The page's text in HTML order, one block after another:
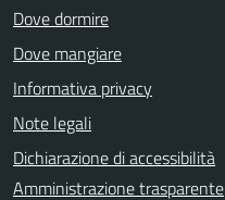
Dove dormire
Dove mangiare
Informativa privacy
Note legali
Dichiarazione di accessibilità
Amministrazione trasparente